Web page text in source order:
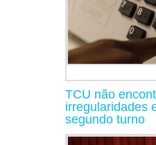
TCU não
irregularidades
segundo turno